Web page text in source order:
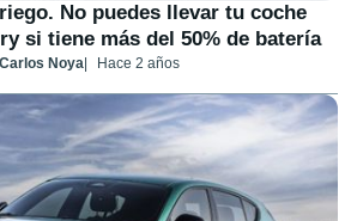
No puedes llevar tu coche
si tiene más del 50% de batería
Carlos Noya Hace 2 años